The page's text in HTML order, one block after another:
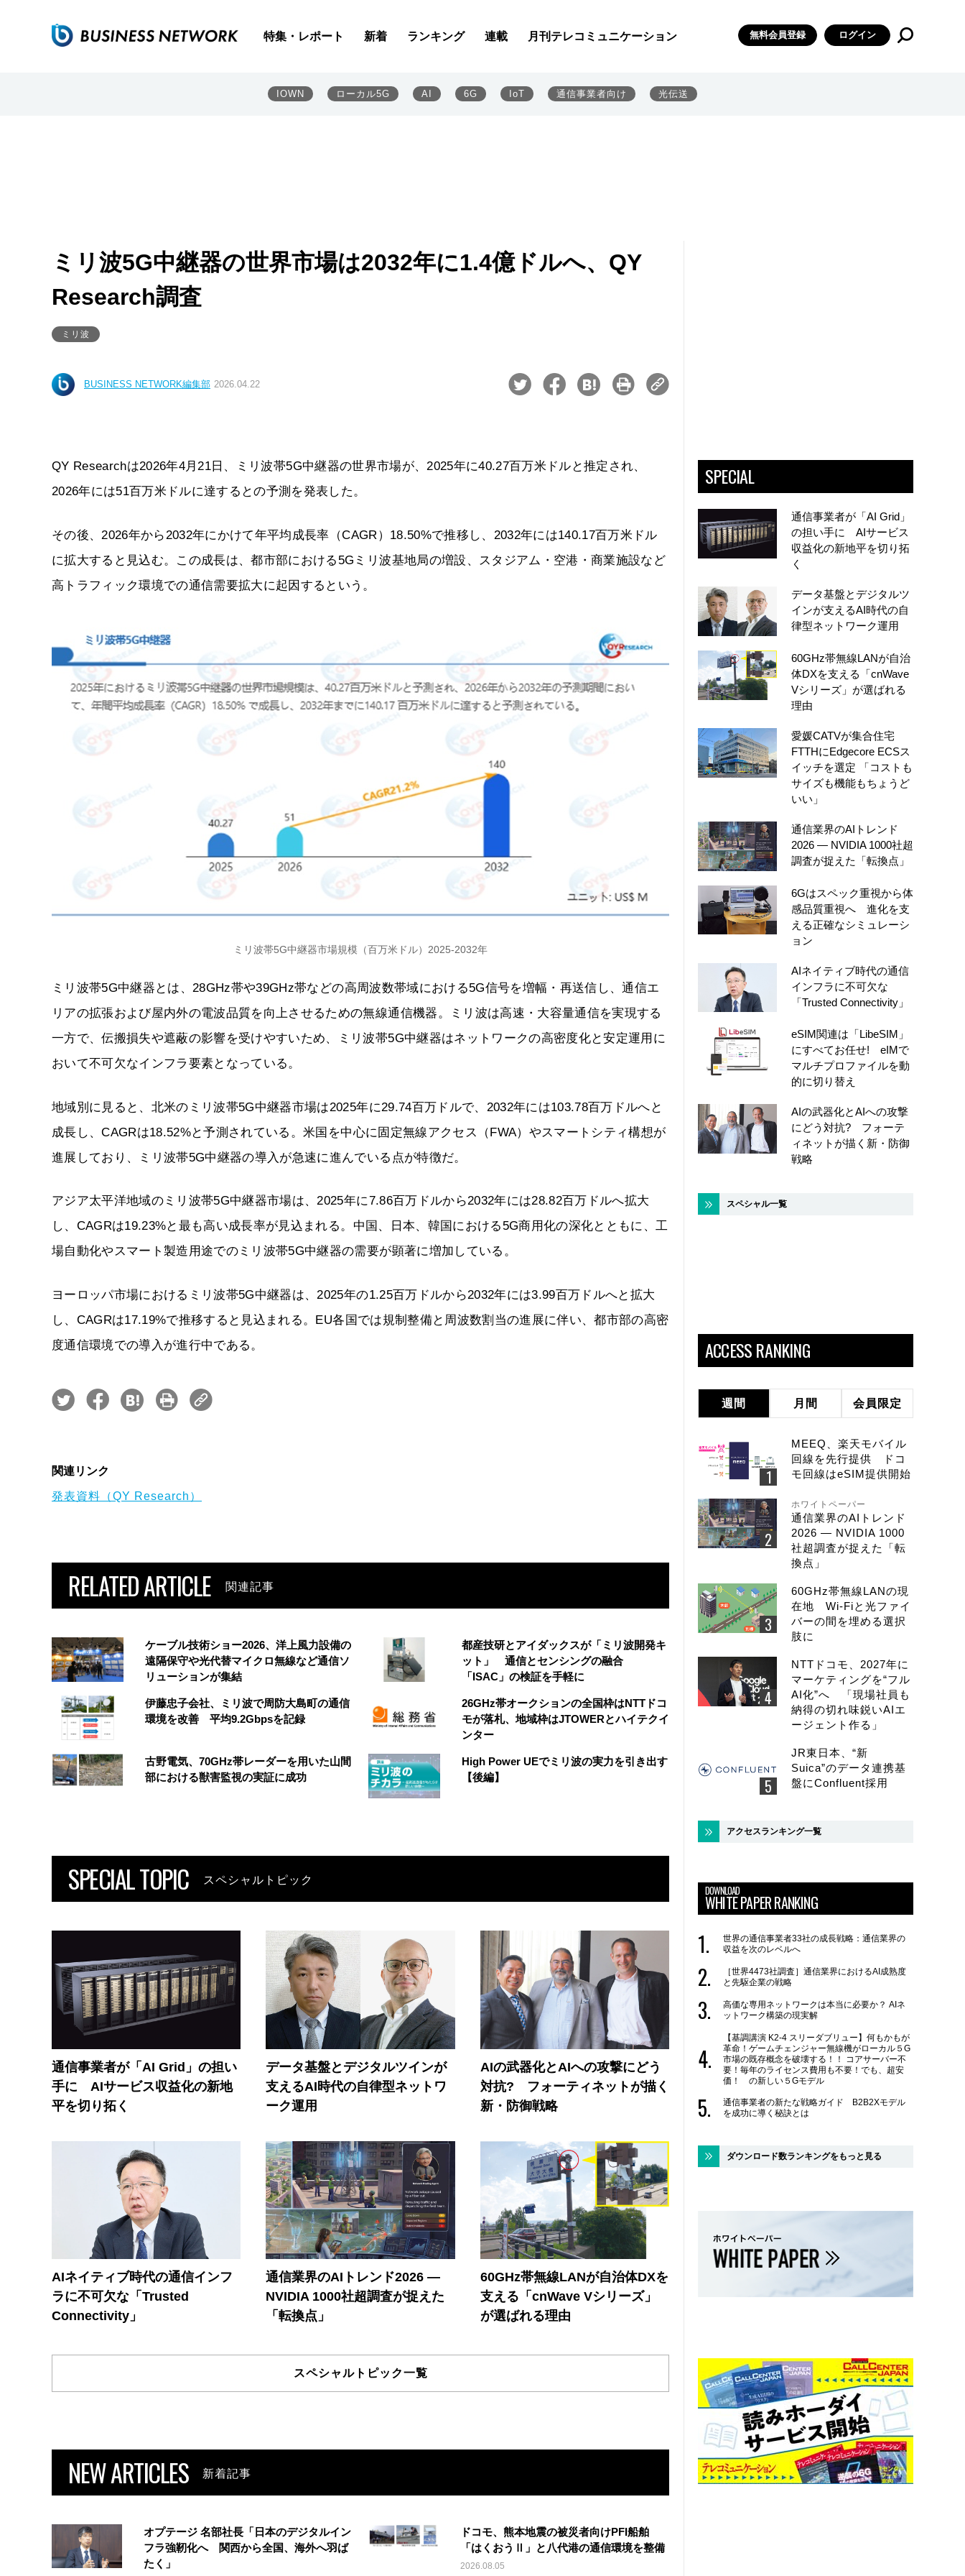
特集・レポート 新着 ランキング 連載 月刊テレコミュニケーション 無料会員登録 ログイン
IOWN ローカル5G AI 6G IoT 通信事業者向け 光伝送
ミリ波5G中継器の世界市場は2032年に1.4億ドルへ、QY
Research調査
ミリ波
BUSINESS NETWORK編集部 2026.04.22
QY Researchは2026年4月21日、ミリ波帯5G中継器の世界市場が、2025年に40.27百万米ドルと推定され、
2026年には51百万米ドルに達するとの予測を発表した。
その後、2026年から2032年にかけて年平均成長率（CAGR）18.50%で推移し、2032年には140.17百万米ドル
に拡大すると見込む。この成長は、都市部における5Gミリ波基地局の増設、スタジアム・空港・商業施設など
高トラフィック環境での通信需要拡大に起因するという。
ミリ波帯5G中継器市場規模（百万米ドル）2025-2032年
ミリ波帯5G中継器とは、28GHz帯や39GHz帯などの高周波数帯域における5G信号を増幅・再送信し、通信エ
リアの拡張および屋内外の電波品質を向上させるための無線通信機器。ミリ波は高速・大容量通信を実現する
一方で、伝搬損失や遮蔽の影響を受けやすいため、ミリ波帯5G中継器はネットワークの高密度化と安定運用に
おいて不可欠なインフラ要素となっている。
地域別に見ると、北米のミリ波帯5G中継器市場は2025年に29.74百万ドルで、2032年には103.78百万ドルへと
成長し、CAGRは18.52%と予測されている。米国を中心に固定無線アクセス（FWA）やスマートシティ構想が
進展しており、ミリ波帯5G中継器の導入が急速に進んでいる点が特徴だ。
アジア太平洋地域のミリ波帯5G中継器市場は、2025年に7.86百万ドルから2032年には28.82百万ドルへ拡大
し、CAGRは19.23%と最も高い成長率が見込まれる。中国、日本、韓国における5G商用化の深化とともに、工
場自動化やスマート製造用途でのミリ波帯5G中継器の需要が顕著に増加している。
ヨーロッパ市場におけるミリ波帯5G中継器は、2025年の1.25百万ドルから2032年には3.99百万ドルへと拡大
し、CAGRは17.19%で推移すると見込まれる。EU各国では規制整備と周波数割当の進展に伴い、都市部の高密
度通信環境での導入が進行中である。
関連リンク
発表資料（QY Research）
RELATED ARTICLE 関連記事
ケーブル技術ショー2026、洋上風力設備の
遠隔保守や光代替マイクロ無線など通信ソ
リューションが集結
都産技研とアイダックスが「ミリ波開発キ
ット」 通信とセンシングの融合
「ISAC」の検証を手軽に
伊藤忠子会社、ミリ波で周防大島町の通信
環境を改善 平均9.2Gbpsを記録
26GHz帯オークションの全国枠はNTTドコ
モが落札、地域枠はJTOWERとハイテクイ
ンター
古野電気、70GHz帯レーダーを用いた山間
部における獣害監視の実証に成功
High Power UEでミリ波の実力を引き出す
【後編】
SPECIAL TOPIC スペシャルトピック
通信事業者が「AI Grid」の担い
手に AIサービス収益化の新地
平を切り拓く
データ基盤とデジタルツインが
支えるAI時代の自律型ネットワ
ーク運用
AIの武器化とAIへの攻撃にどう
対抗? フォーティネットが描く
新・防御戦略
AIネイティブ時代の通信インフ
ラに不可欠な「Trusted
Connectivity」
通信業界のAIトレンド2026 ―
NVIDIA 1000社超調査が捉えた
「転換点」
60GHz帯無線LANが自治体DXを
支える「cnWave Vシリーズ」
が選ばれる理由
スペシャルトピック一覧
NEW ARTICLES 新着記事
オプテージ 名部社長「日本のデジタルイン
フラ強靭化へ 関西から全国、海外へ羽ば
たく」
ドコモ、熊本地震の被災者向けPFI船舶
「はくおうⅡ」と八代港の通信環境を整備
2026.08.05
SPECIAL
通信事業者が「AI Grid」
の担い手に AIサービス
収益化の新地平を切り拓
く
データ基盤とデジタルツ
インが支えるAI時代の自
律型ネットワーク運用
60GHz帯無線LANが自治
体DXを支える「cnWave
Vシリーズ」が選ばれる
理由
愛媛CATVが集合住宅
FTTHにEdgecore ECSス
イッチを選定 「コストも
サイズも機能もちょうど
いい」
通信業界のAIトレンド
2026 ― NVIDIA 1000社超
調査が捉えた「転換点」
6Gはスペック重視から体
感品質重視へ 進化を支
える正確なシミュレーシ
ョン
AIネイティブ時代の通信
インフラに不可欠な
「Trusted Connectivity」
eSIM関連は「LibeSIM」
にすべてお任せ! eIMで
マルチプロファイルを動
的に切り替え
AIの武器化とAIへの攻撃
にどう対抗? フォーテ
ィネットが描く新・防御
戦略
スペシャル一覧
ACCESS RANKING
週間 月間 会員限定
MEEQ、楽天モバイル
回線を先行提供 ドコ
モ回線はeSIM提供開始
ホワイトペーパー
通信業界のAIトレンド
2026 ― NVIDIA 1000
社超調査が捉えた「転
換点」
60GHz帯無線LANの現
在地 Wi-Fiと光ファイ
バーの間を埋める選択
肢に
NTTドコモ、2027年に
マーケティングを“フル
AI化”へ 「現場社員も
納得の切れ味鋭いAIエ
ージェント作る」
JR東日本、“新
Suica”のデータ連携基
盤にConfluent採用
アクセスランキング一覧
DOWNLOAD
WHITE PAPER RANKING
世界の通信事業者33社の成長戦略：通信業界の
収益を次のレベルへ
［世界4473社調査］通信業界におけるAI成熟度
と先駆企業の戦略
高価な専用ネットワークは本当に必要か？ AIネ
ットワーク構築の現実解
【基調講演 K2-4 スリーダブリュー】何もかもが
革命！ゲームチェンジャー無線機がローカル５G
市場の既存概念を破壊する！！ コアサーバー不
要！毎年のライセンス費用も不要！でも、超安
価！ の新しい５Gモデル
通信事業者の新たな戦略ガイド B2B2Xモデル
を成功に導く秘訣とは
ダウンロード数ランキングをもっと見る